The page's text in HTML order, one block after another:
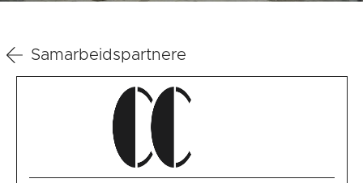
Samarbeidspartnere